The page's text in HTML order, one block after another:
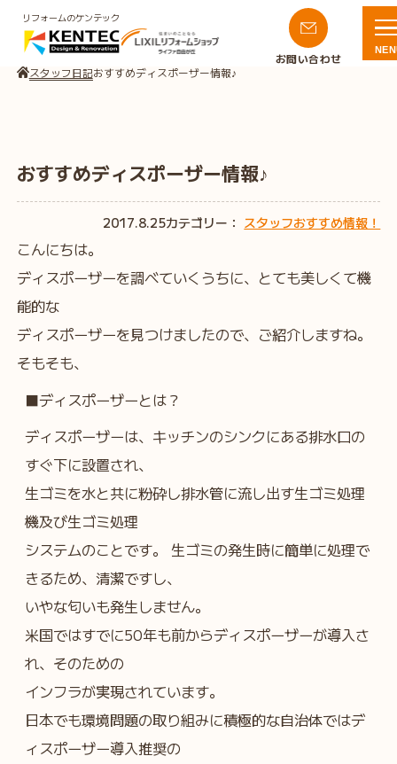
リフォームのケンテック
お問い合わせ
スタッフ日記おすすめディスポーザー情報♪
おすすめディスポーザー情報♪
2017.8.25カテゴリー： スタッフおすすめ情報！
こんにちは。
ディスポーザーを調べていくうちに、とても美しくて機
能的な
ディスポーザーを見つけましたので、ご紹介しますね。
そもそも、
■ディスポーザーとは？
ディスポーザーは、キッチンのシンクにある排水口の
すぐ下に設置され、
生ゴミを水と共に粉砕し排水管に流し出す生ゴミ処理
機及び生ゴミ処理
システムのことです。 生ゴミの発生時に簡単に処理で
きるため、清潔ですし、
いやな匂いも発生しません。
米国ではすでに50年も前からディスポーザーが導入さ
れ、そのための
インフラが実現されています。
日本でも環境問題の取り組みに積極的な自治体ではデ
ィスポーザー導入推奨の